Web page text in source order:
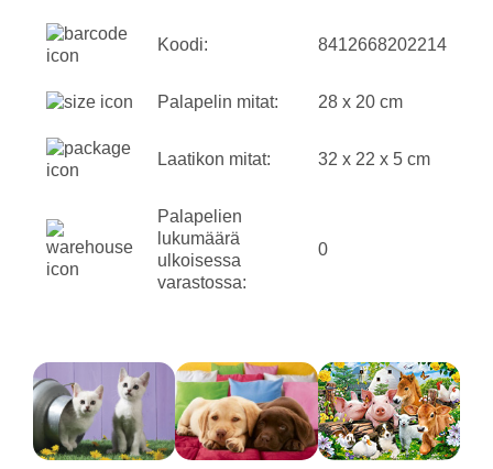
Koodi: 8412668202214
Palapelin mitat: 28 x 20 cm
Laatikon mitat: 32 x 22 x 5 cm
Palapelien
lukumäärä
ulkoisessa
varastossa:
0